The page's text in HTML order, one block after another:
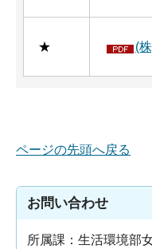
★ (
ページの先頭へ戻る
お問い合わせ
所属課：生活環境部